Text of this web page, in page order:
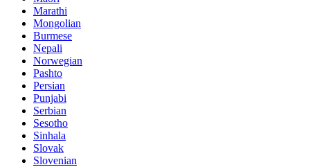
Marathi
Mongolian
Burmese
Nepali
Norwegian
Pashto
Persian
Punjabi
Serbian
Sesotho
Sinhala
Slovak
Slovenian